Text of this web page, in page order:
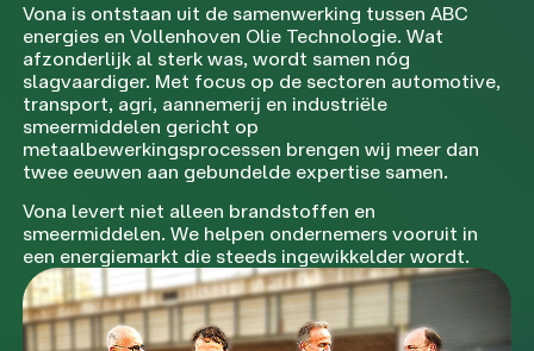
Vona is ontstaan uit de samenwerking tussen ABC
energies en Vollenhoven Olie Technologie. Wat
afzonderlijk al sterk was, wordt samen nóg
slagvaardiger. Met focus op de sectoren automotive,
transport, agri, aannemerij en industriële
smeermiddelen gericht op
metaalbewerkingsprocessen brengen wij meer dan
twee eeuwen aan gebundelde expertise samen.
Vona levert niet alleen brandstoffen en
smeermiddelen. We helpen ondernemers vooruit in
een energiemarkt die steeds ingewikkelder wordt.